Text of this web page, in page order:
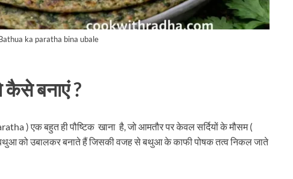
ka paratha bina ubale
कैसे बनाएं ?
) एक बहुत ही पौष्टिक खाना है, जो आमतौर पर केवल सर्दियों के मौसम (
को उबालकर बनाते हैं जिसकी वजह से बथुआ के काफी पोषक तत्व निकल जाते